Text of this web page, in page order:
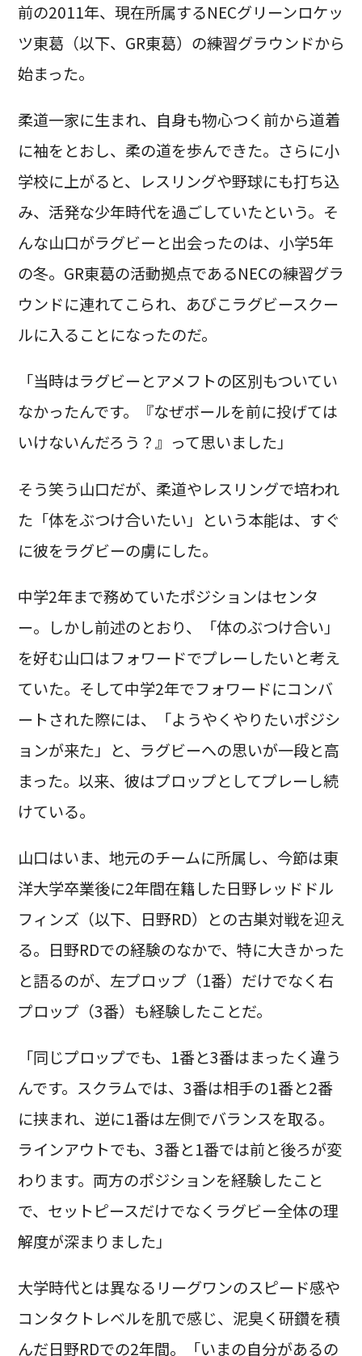
前の2011年、現在所属するNECグリーンロケッ
ツ東葛（以下、GR東葛）の練習グラウンドから
始まった。
柔道一家に生まれ、自身も物心つく前から道着
に袖をとおし、柔の道を歩んできた。さらに小
学校に上がると、レスリングや野球にも打ち込
み、活発な少年時代を過ごしていたという。そ
んな山口がラグビーと出会ったのは、小学5年
の冬。GR東葛の活動拠点であるNECの練習グラ
ウンドに連れてこられ、あびこラグビースクー
ルに入ることになったのだ。
「当時はラグビーとアメフトの区別もついてい
なかったんです。『なぜボールを前に投げては
いけないんだろう？』って思いました」
そう笑う山口だが、柔道やレスリングで培われ
た「体をぶつけ合いたい」という本能は、すぐ
に彼をラグビーの虜にした。
中学2年まで務めていたポジションはセンタ
ー。しかし前述のとおり、「体のぶつけ合い」
を好む山口はフォワードでプレーしたいと考え
ていた。そして中学2年でフォワードにコンバ
ートされた際には、「ようやくやりたいポジシ
ョンが来た」と、ラグビーへの思いが一段と高
まった。以来、彼はプロップとしてプレーし続
けている。
山口はいま、地元のチームに所属し、今節は東
洋大学卒業後に2年間在籍した日野レッドドル
フィンズ（以下、日野RD）との古巣対戦を迎え
る。日野RDでの経験のなかで、特に大きかった
と語るのが、左プロップ（1番）だけでなく右
プロップ（3番）も経験したことだ。
「同じプロップでも、1番と3番はまったく違う
んです。スクラムでは、3番は相手の1番と2番
に挟まれ、逆に1番は左側でバランスを取る。
ラインアウトでも、3番と1番では前と後ろが変
わります。両方のポジションを経験したこと
で、セットピースだけでなくラグビー全体の理
解度が深まりました」
大学時代とは異なるリーグワンのスピード感や
コンタクトレベルを肌で感じ、泥臭く研鑽を積
んだ日野RDでの2年間。「いまの自分があるの